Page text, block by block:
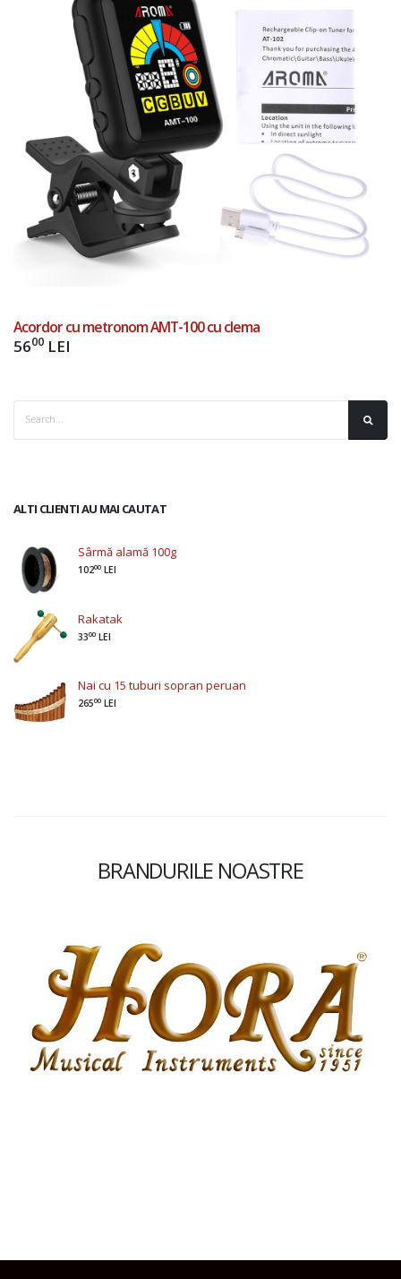
ALTI CLIENTI AU MAI CAUTAT
Sârmă alamă 100g
10200 LEI
Rakatak
3300 LEI
Nai cu 15 tuburi sopran peruan
26500 LEI
Acordor cu metronom AMT-100 cu clema
5600 LEI
BRANDURILE NOASTRE